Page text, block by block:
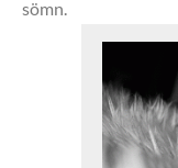
sömn.